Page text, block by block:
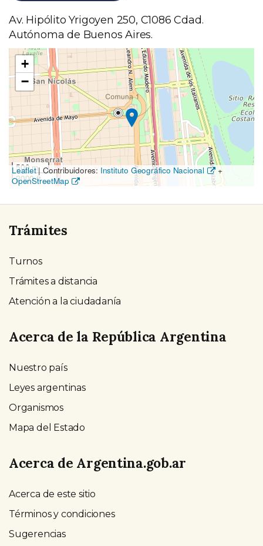
Av. Hipólito Yrigoyen 250, C1086 Cdad.
Autónoma de Buenos Aires.
Ubicación
en
el
mapa
+
−
500 m
2000 ft
Leaflet |Contribuidores: Instituto Geográfico Nacional
+
OpenStreetMap
Trámites
Turnos
Trámites a distancia
Atención a la ciudadanía
Acerca de la República Argentina
Nuestro país
Leyes argentinas
Organismos
Mapa del Estado
Acerca de Argentina.gob.ar
Acerca de este sitio
Términos y condiciones
Sugerencias